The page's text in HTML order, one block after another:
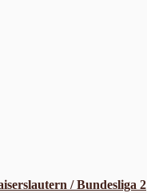
/ Bundesliga 2